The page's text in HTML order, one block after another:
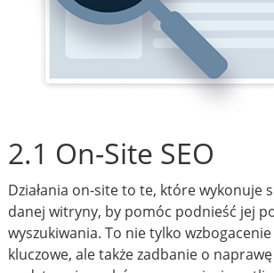
2.1 On-Site SEO
Działania on-site to te, które wykonuje
danej witryny, by pomóc podnieść jej
wyszukiwania. To nie tylko
kluczowe, ale także zadbanie o